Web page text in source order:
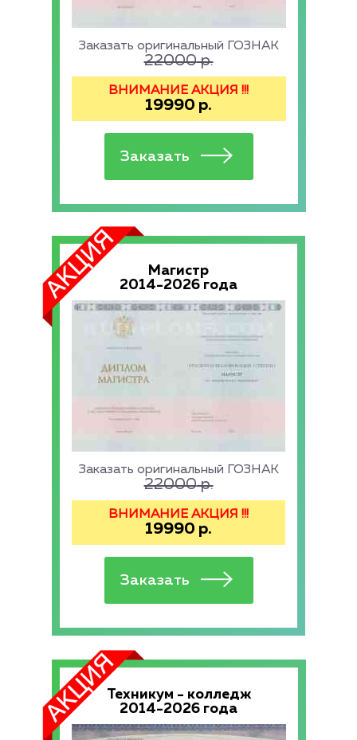
Заказать оригинальный ГОЗНАК
22000р.
ВНИМАНИЕ АКЦИЯ !!!
19990 р.
Магистр
2014-2026 года
Заказать оригинальный ГОЗНАК
22000р.
ВНИМАНИЕ АКЦИЯ !!!
19990 р.
Техникум - колледж
2014-2026 года